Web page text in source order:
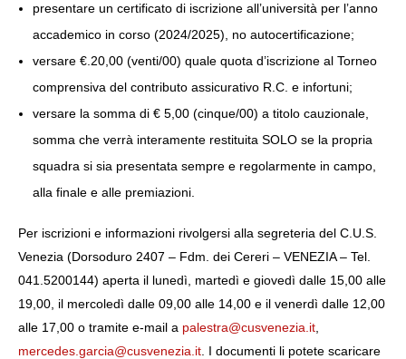
presentare un certificato di iscrizione all’università per l’anno
accademico in corso (2024/2025), no autocertificazione;
versare €.20,00 (venti/00) quale quota d’iscrizione al Torneo
comprensiva del contributo assicurativo R.C. e infortuni;
versare la somma di € 5,00 (cinque/00) a titolo cauzionale,
somma che verrà interamente restituita SOLO se la propria
squadra si sia presentata sempre e regolarmente in campo,
alla finale e alle premiazioni.
Per iscrizioni e informazioni rivolgersi alla segreteria del C.U.S.
Venezia (Dorsoduro 2407 – Fdm. dei Cereri – VENEZIA – Tel.
041.5200144) aperta il lunedì, martedì e giovedì dalle 15,00 alle
19,00, il mercoledì dalle 09,00 alle 14,00 e il venerdì dalle 12,00
alle 17,00 o tramite e-mail a palestra@cusvenezia.it
mercedes.garcia@cusvenezia.it . I documenti li potete scaricare